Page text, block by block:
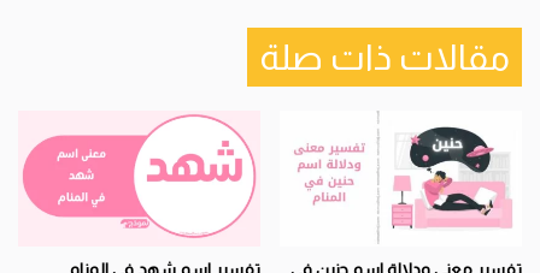
مقالات ذات صلة